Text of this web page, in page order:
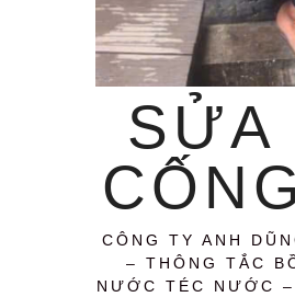
SỬA
CÔNG TY ANH
– THÔNG TẮC
NƯỚC TÉC NƯỚC